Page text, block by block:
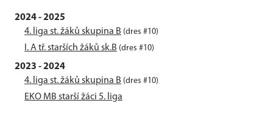
2024 - 2025
4. liga st. žáků skupina B (dres #10)
I. A tř. starších žáků sk.B (dres #10)
2023 - 2024
4. liga st. žáků skupina B (dres #10)
EKO MB starší žáci 5. liga